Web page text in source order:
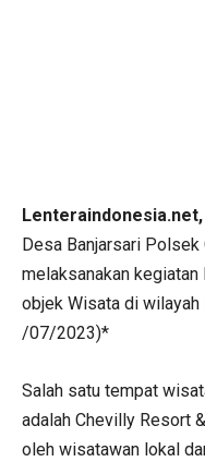
Lenteraindonesia.net,
Desa Banjarsari
melaksanakan
objek Wisata di wilayah
/07/2023)*
Salah satu tempat
adalah Chevilly Resort
oleh wisatawan lokal